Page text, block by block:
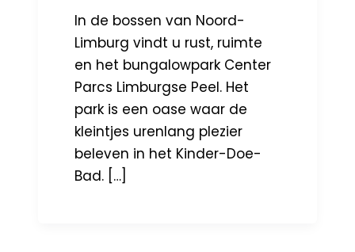
In de bossen van Noord-
Limburg vindt u rust, ruimte
en het bungalowpark Center
Parcs Limburgse Peel. Het
park is een oase waar de
kleintjes urenlang plezier
beleven in het Kinder-Doe-
Bad. […]